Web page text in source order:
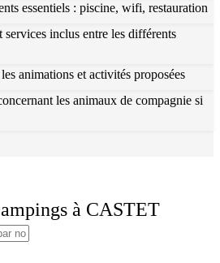
essentiels : piscine, wifi, restauration
services inclus entre les différents
animations et activités proposées
les animaux de compagnie si
à CASTET